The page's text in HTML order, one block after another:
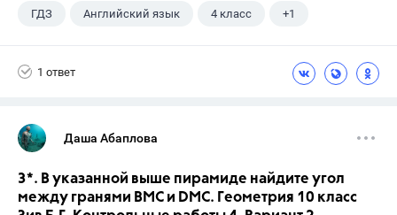
ГДЗ Английский язык 4 класс +1
1 ответ
Даша Абаплова
3*. В указанной выше пирамиде найдите угол
между гранями ВМС и DMC. Геометрия 10 класс